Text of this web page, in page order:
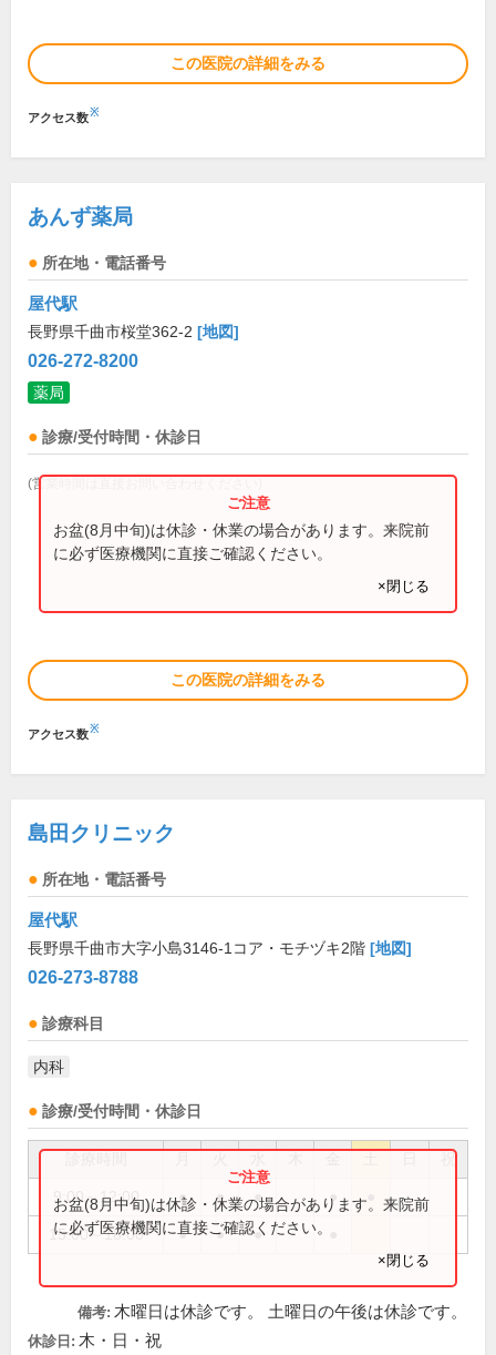
この医院の詳細をみる
アクセス数※
あんず薬局
所在地・電話番号
屋代駅
長野県千曲市桜堂362-2 [地図]
026-272-8200
薬局
診療/受付時間・休診日
(営業時間は直接お問い合わせください)
お盆(8月中旬)は休診・休業の場合があります。来院前
に必ず医療機関に直接ご確認ください。
×閉じる
この医院の詳細をみる
アクセス数※
島田クリニック
所在地・電話番号
屋代駅
長野県千曲市大字小島3146-1コア・モチヅキ2階 [地図]
026-273-8788
診療科目
内科
診療/受付時間・休診日
祝
9:00～12:00 ● ● ● ●
15:00～18:00 ● ● ●
お盆(8月中旬)は休診・休業の場合があります。来院前
に必ず医療機関に直接ご確認ください。
×閉じる
備考: 木曜日は休診です。 土曜日の午後は休診です。
休診日: 木・日・祝